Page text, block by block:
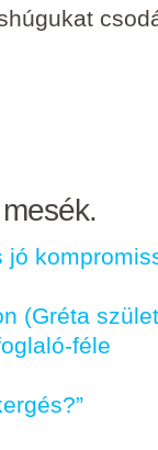
jó
(Gréta
féle